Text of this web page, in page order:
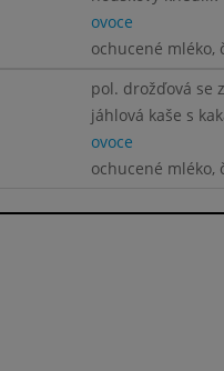
ovoce
ochucené mléko,
pol. drožďová se
jáhlová kaše s
ovoce
ochucené mléko,